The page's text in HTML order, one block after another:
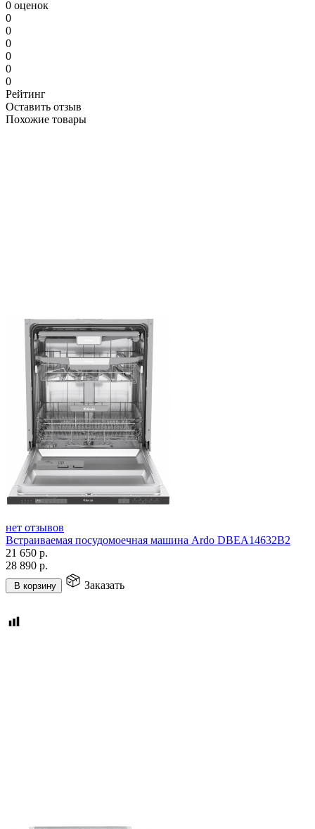
0 оценок
0
0
0
0
0
0
Рейтинг
Оставить отзыв
Похожие товары
нет отзывов
Встраиваемая посудомоечная машина Ardo DBEA14632B2
21 650 р.
28 890 р.
В корзину Заказать